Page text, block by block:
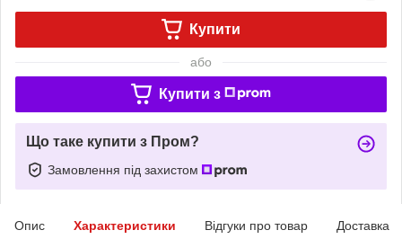
Купити
або
Купити з
Що таке купити з Пром?
Замовлення під захистом
Опис Характеристики Відгуки про товар Доставка